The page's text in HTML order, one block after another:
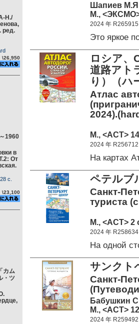
Н./
ред.
\26,950
1960
в
От
c.
\23,100
カム
・ツ
Шапиев
М.,
2024 年 R265915
Это яркое
ロシア、
道路アト
り）（ハ
Атлас
М., <АСТ>
2024 年 R256712
На картах
ペテルブ
Санкт-
туриста
М., <АСТ> 2
2024 年 R258634
На одной
サンクト
Санкт-
Бабушкин
М., <АСТ>
2024 年 R259492